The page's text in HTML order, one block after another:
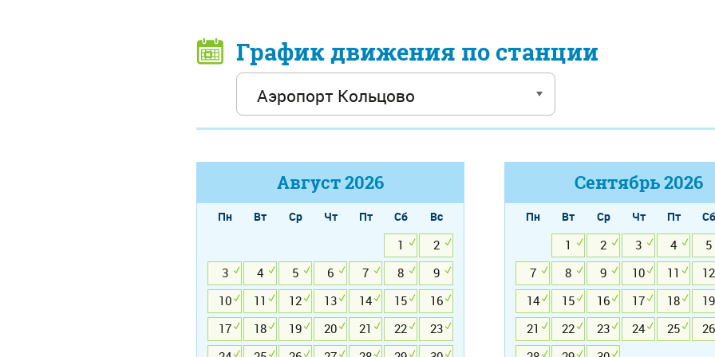
График движения по станции
Август2026
Пн Вт Ср Чт Пт Сб
Вс
1
2
3
4 5 6 7 8
9
10
11 12 13 14 15
16
17
18 19 20 21 22
23
Сентябрь2026
Пн Вт Ср Чт Пт Сб
1
2 3 4 5
7
8 9 10 11 12
14
15 16 17 18 19
21
22 23 24 25 26